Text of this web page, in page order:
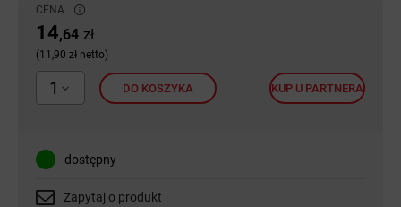
CENA
14,64 zł
(11,90 zł netto)
1 DO KOSZYKA KUP U PARTNERA
dostępny
Zapytaj o produkt